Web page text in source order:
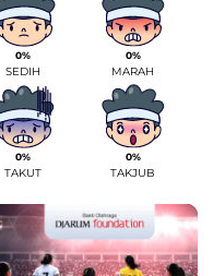
0%
SEDIH
0%
MARAH
0%
TAKUT
0%
TAKJUB